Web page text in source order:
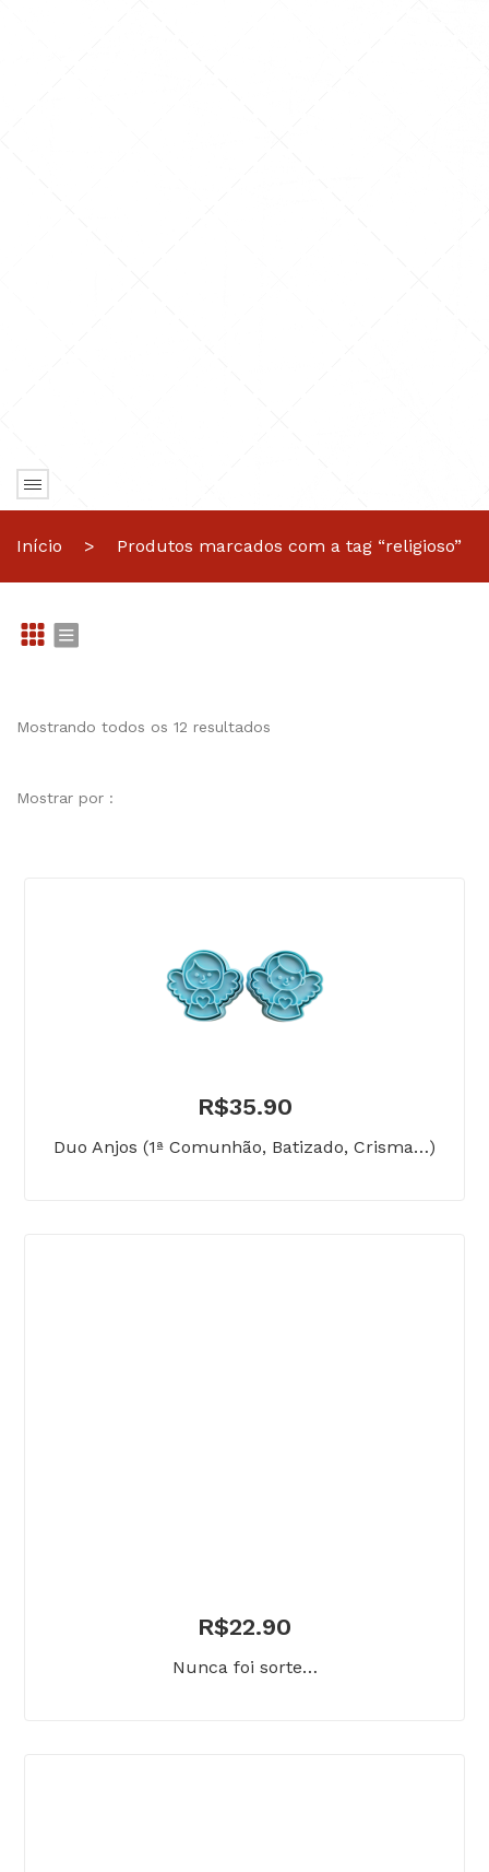
Início > Produtos marcados com a tag “religioso”
id st
Mostrando todos os 12 resultados
Mostrar por :
R$35.90
Duo Anjos (1ª Comunhão, Batizado, Crisma…)
R$22.90
Nunca foi sorte…